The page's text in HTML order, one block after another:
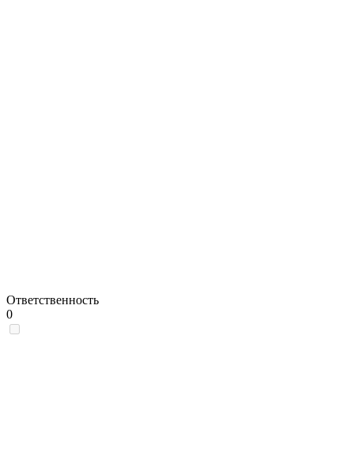
Ответственность
0